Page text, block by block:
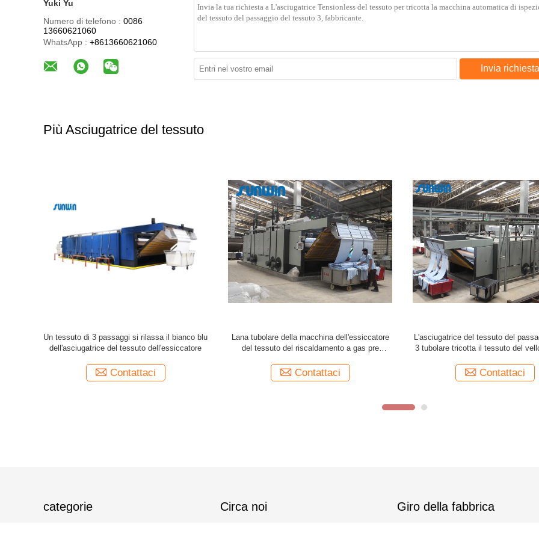
Yuki Yu
Numero di telefono : 0086
13660621060
WhatsApp : +8613660621060
Invia richiesta
Più Asciugatrice del tessuto
Macchina più asciutta del pallone di Padder del
tessuto del tessuto automatico del
Contattaci
Il tessuto enorme della capacità si rilassa
l'asciugatrice del tessuto per tricotta il tessuto
Contattaci
macchina Preshrinkage di 5m/
Tension Fabric Drying che
Contattaci
categorie Circa noi Giro della fabbrica